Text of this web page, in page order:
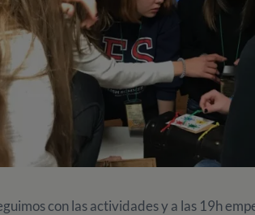
con las actividades y a las 19h